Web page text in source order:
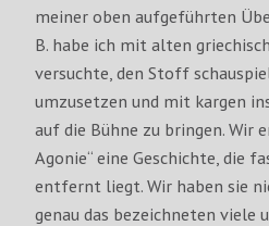
meiner oben aufgeführten
B. habe ich mit alten
versuchte, den Stoff
umzusetzen und mit kargen
auf die Bühne zu bringen. Wir
Agonie“ eine Geschichte, die
entfernt liegt. Wir haben sie
genau das bezeichneten viele